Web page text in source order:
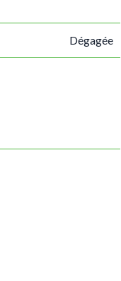
Dégagée